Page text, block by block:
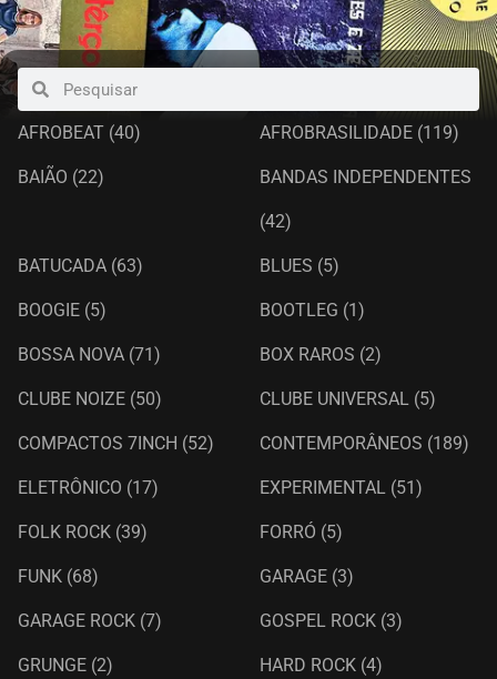
AFROBEAT (40) AFROBRASILIDADE (119)
BAIÃO (22) BANDAS INDEPENDENTES
(42)
BATUCADA (63) BLUES (5)
BOOGIE (5) BOOTLEG (1)
BOSSA NOVA (71) BOX RAROS (2)
CLUBE NOIZE (50) CLUBE UNIVERSAL (5)
COMPACTOS 7INCH (52) CONTEMPORÂNEOS (189)
ELETRÔNICO (17) EXPERIMENTAL (51)
FOLK ROCK (39) FORRÓ (5)
FUNK (68) GARAGE (3)
GARAGE ROCK (7) GOSPEL ROCK (3)
GRUNGE (2) HARD ROCK (4)